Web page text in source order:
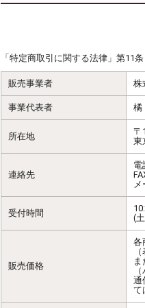
「特定商取引に関する法律」第11
販売事業者 株
事業代表者
所在地
〒
東
連絡先
電
メ
受付時間
(
販売価格
各
通
て